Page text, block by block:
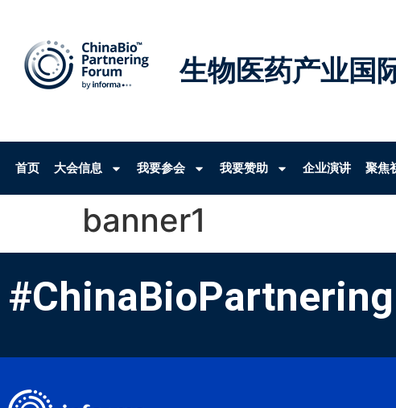
生物医药产业国
首页 大会信息 我要参会 我要赞助 企业演讲 聚焦
banner1
#ChinaBioPartnering